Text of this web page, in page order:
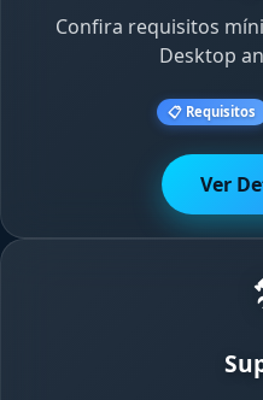
Confira requisitos
Desktop
📋 Requisitos
Ver